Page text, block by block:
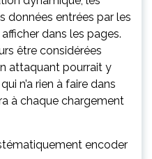
données entrées par les
dans les pages.
être considérées
attaquant pourrait y
n’a rien à faire dans
à chaque chargement
encoder